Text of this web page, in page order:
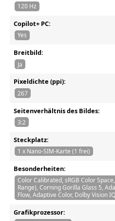
120 Hz
Copilot+ PC:
Yes
Breitbild:
Ja
Pixeldichte (ppi):
267
Seitenverhältnis des Bildes:
3:2
Steckplatz:
1 x Nano-SIM-Karte (1 frei)
Besonderheiten:
Color Calibrated, sRGB Color
Range), Corning Gorilla Glass 5,
Flow, Adaptive Color, Dolby Vision
Grafikprozessor: